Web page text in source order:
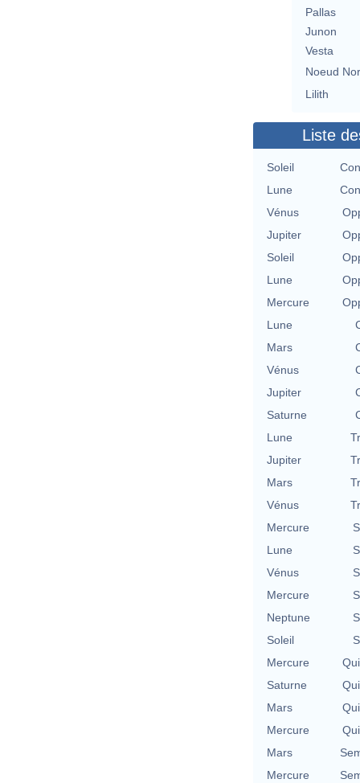
Pallas
Junon
Vesta
Noeud
Lilith
Liste
Soleil
Lune
Vénus
Jupiter
Soleil
Lune
Mercure
Lune
Mars
Vénus
Jupiter
Saturne
Lune
Jupiter
Mars
Vénus
Mercure
Lune
Vénus
Mercure
Neptune
Soleil
Mercure
Saturne
Mars
Mercure
Mars
Mercure